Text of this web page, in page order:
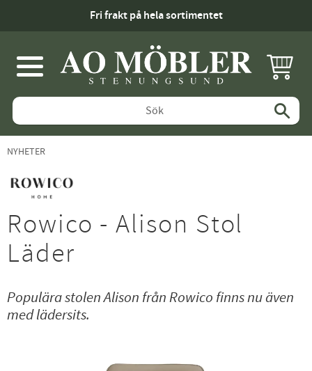
Fri frakt på hela sortimentet
Meny
NYHETER
Rowico - Alison Stol
Läder
Populära stolen Alison från Rowico finns nu även
med lädersits.